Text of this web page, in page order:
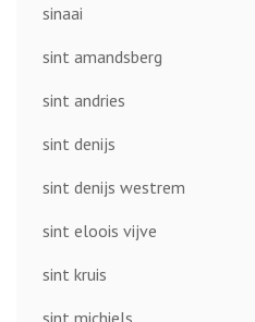
sinaai
sint amandsberg
sint andries
sint denijs
sint denijs westrem
sint eloois vijve
sint kruis
sint michiels